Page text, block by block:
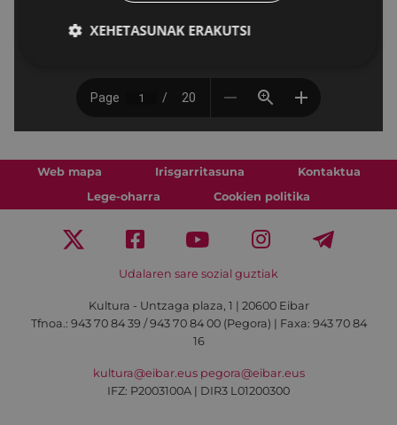
Web mapa Irisgarritasuna
Kontaktua
Lege-oharra
Cookien politika
Udalaren sare sozial guztiak
Kultura - Untzaga plaza, 1 | 20600 Eibar
Tfnoa.: 943 70 84 39 / 943 70 84 00 (Pegora) | Faxa: 943 70 84
16
kultura@eibar.eus pegora@eibar.eus
IFZ: P2003100A | DIR3 L01200300
XEHETASUNAK ERAKUTSI